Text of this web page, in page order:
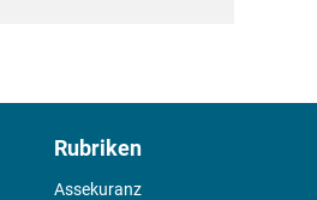
Rubriken
Assekuranz